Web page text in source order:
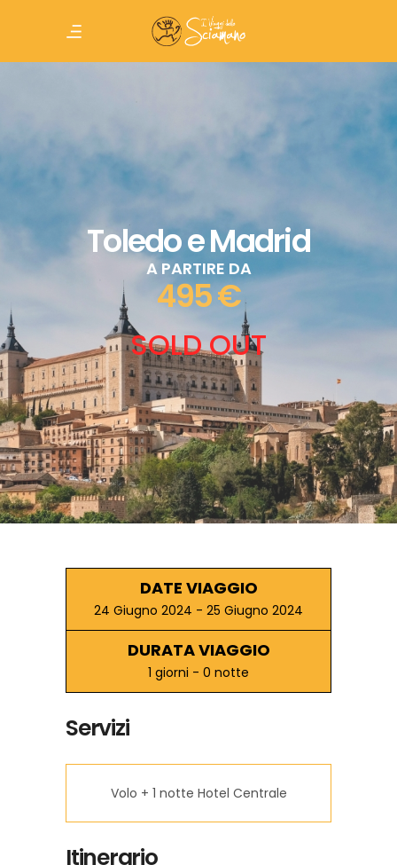
Toledo e Madrid
A PARTIRE DA
495 €
SOLD OUT
DATE VIAGGIO
24 Giugno 2024 - 25 Giugno 2024
DURATA VIAGGIO
1 giorni - 0 notte
Servizi
Volo + 1 notte Hotel Centrale
Itinerario